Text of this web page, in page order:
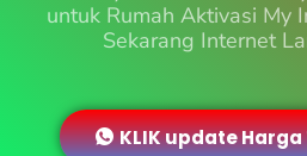
untuk Rumah Aktivasi My
Sekarang Internet
KLIK update